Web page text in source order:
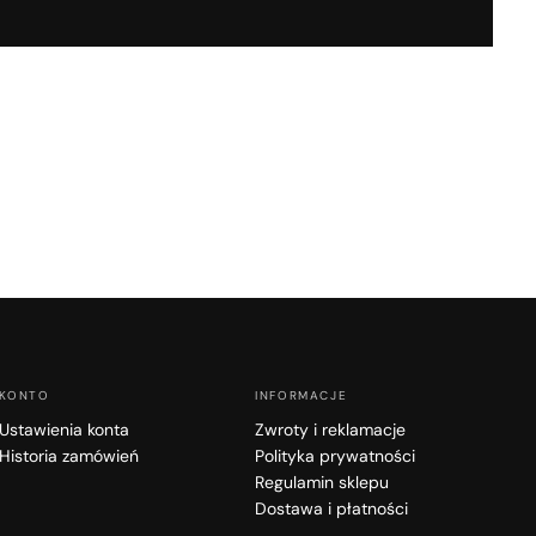
KONTO
Ustawienia konta
Historia zamówień
INFORMACJE
Zwroty i reklamacje
Polityka prywatności
Regulamin sklepu
Dostawa i płatności
jest
żadnego produktu.